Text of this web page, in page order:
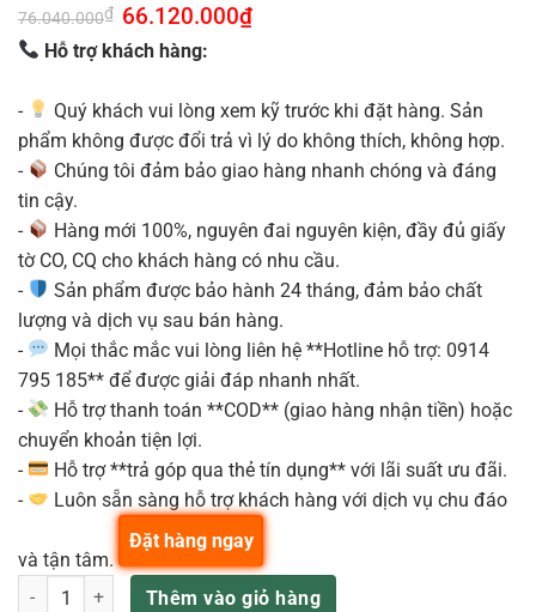
76.040.000₫ Giá
gốc
là:
76.040.000₫.
66.120.000₫Giá
Hỗ trợ khách hàng:
-
Quý khách vui lòng xem kỹ trước khi đặt hàng. Sản
phẩm không được đổi trả vì lý do không thích, không hợp.
-
Chúng tôi đảm bảo giao hàng nhanh chóng và đáng
tin cậy.
-
Hàng mới 100%, nguyên đai nguyên kiện, đầy đủ giấy
tờ CO, CQ cho khách hàng có nhu cầu.
-
Sản phẩm được bảo hành 24 tháng, đảm bảo chất
lượng và dịch vụ sau bán hàng.
-
Mọi thắc mắc vui lòng liên hệ **Hotline hỗ trợ: 0914
795 185** để được giải đáp nhanh nhất.
-
Hỗ trợ thanh toán **COD** (giao hàng nhận tiền) hoặc
chuyển khoản tiện lợi.
-
Hỗ trợ **trả góp qua thẻ tín dụng** với lãi suất ưu đãi.
-
Luôn sẵn sàng hỗ trợ khách hàng với dịch vụ chu đáo
và tận tâm.
HBK SOUND XI118B-AI-XI10P – Loa Column Active Bo PowerSoft
Thêm vào giỏ hàng
Đặt hàng ngay